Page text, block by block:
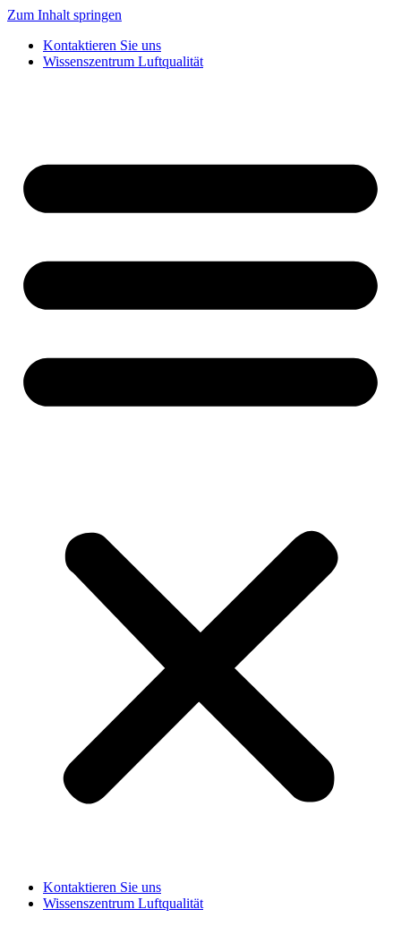
Zum Inhalt springen
Kontaktieren Sie uns
Wissenszentrum Luftqualität
Kontaktieren Sie uns
Wissenszentrum Luftqualität